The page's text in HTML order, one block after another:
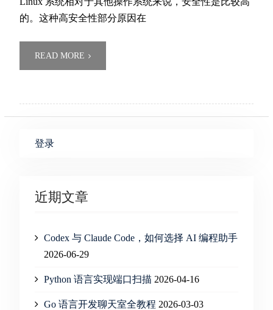
的。这种高安全性部分原因在
READ MORE
登录
近期文章
Codex 与 Claude Code，如何选择 AI 编程助手
2026-06-29
Python 语言实现端口扫描 2026-04-16
Go 语言开发聊天室全教程 2026-03-03